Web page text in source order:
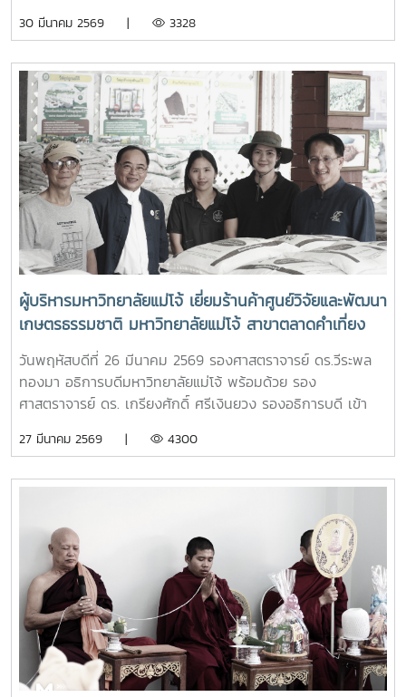
(เชียงใหม่) เพื่อใช้สนับสนุนการปฏิบัติงานของเจ้าหน้าที่ที่ปฏิบัติ
หน้าที่และอาสาสมัครผู้ปฏิบัติงานดับไฟป่าในพื้นที่ในพื้นที่อำเภอ
สันทราย จังหวัดเชียงใหม่
30 มีนาคม 2569 | 3328
ผู้บริหารมหาวิทยาลัยแม่โจ้ เยี่ยมร้านค้าศูนย์วิจัยและพัฒนา
เกษตรธรรมชาติ มหาวิทยาลัยแม่โจ้ สาขาตลาดคำเที่ยง
เพื่อเป็นแหล่งรวมสินค้าออร์แกนิก และ ผลิตภัณฑ์สินค้า
เกษตรอินทรีย์
วันพฤหัสบดีที่ 26 มีนาคม 2569 รองศาสตราจารย์ ดร.วีระพล
ทองมา อธิการบดีมหาวิทยาลัยแม่โจ้ พร้อมด้วย รอง
ศาสตราจารย์ ดร. เกรียงศักดิ์ ศรีเงินยวง รองอธิการบดี เข้า
พัฒนาเกษตรธรรมชาติ มหาวิทยาลัยแม่โจ้ สาขาตลาดคำเที่ยง
และ ผลิตภัณฑ์สินค้าเกษตรอินทรีย์ ที่ผลิตโดยศูนย์วิจัยและ
พัฒนาเกษตรธรรมชาติ มหาวิทยาลัยแม่โจ้ และเป็นการอำนวย
ความสะดวกให้กับผู้ที่ต้องการซื้อสินค้าเกษตรอินทรีย์ของ
ศูนย์วิจัยและพัฒนาเกษตรธรรมชาติ มหาวิทยาลัยแม่โจ้ ให้
สามารถหาซื้อสินค้าได้งานขึ้นเปิดให้บริการทุกวัน ตั้งแต่เวลา
08.00 - 17.00 น.สอบถามรายละเอียดเพิ่มเติม โทร. 084-
4888305แผนที่ :
https://maps.app.goo.gl/JDtHViw1tcQPDB9S9
27 มีนาคม 2569 | 4300